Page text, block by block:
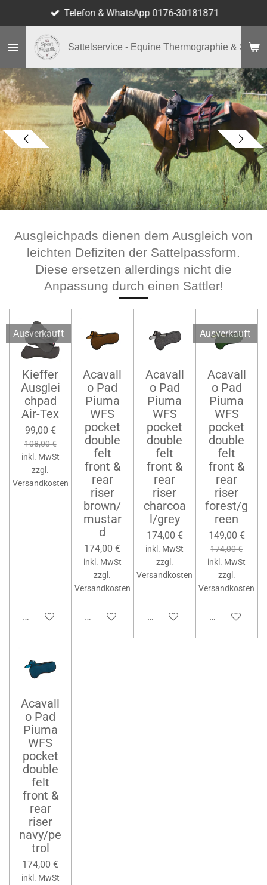
Hauptinhalt
springen
Sattelservice - Equine Thermographie & Shop
Telefon & WhatsApp 0176-30181871
Ausgleichpads dienen dem Ausgleich von
leichten Defiziten der Sattelpassform.
Diese ersetzen allerdings nicht die
Anpassung durch einen Sattler!
Ausverkauft
Kieffer
Ausglei
chpad
Air-Tex
99,00 €
108,00 €
inkl. MwSt
zzgl.
Versandkosten
Bei Verfügbarkeit benachrichtigen
Acavall
o Pad
Piuma
WFS
pocket
double
felt
front &
rear
riser
brown/
mustar
d
174,00 €
inkl. MwSt
zzgl.
Versandkosten
In den Warenkorb
Acavall
o Pad
Piuma
WFS
pocket
double
felt
front &
rear
riser
charcoa
l/grey
174,00 €
inkl. MwSt
zzgl.
Versandkosten
In den Warenkorb
Ausverkauft
Acavall
o Pad
Piuma
WFS
pocket
double
felt
front &
rear
riser
forest/g
reen
149,00 €
174,00 €
inkl. MwSt
zzgl.
Versandkosten
Bei
Acavall
o Pad
Piuma
WFS
pocket
double
felt
front &
rear
riser
navy/pe
trol
174,00 €
inkl. MwSt